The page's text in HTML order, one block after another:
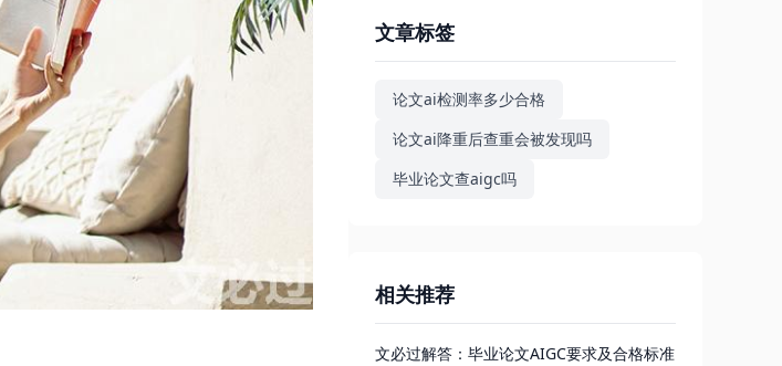
文章标签
论文ai检测率多少合格
论文ai降重后查重会被发现吗
毕业论文查aigc吗
相关推荐
文必过解答：毕业论文AIGC要求及合格标准